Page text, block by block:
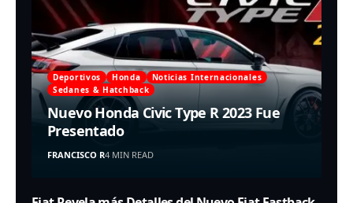
Deportivos Honda
Noticias Internacionales
Sedanes & Hatchback
Nuevo Honda Civic Type R 2023 Fue
Presentado
FRANCISCO R4 MIN READ